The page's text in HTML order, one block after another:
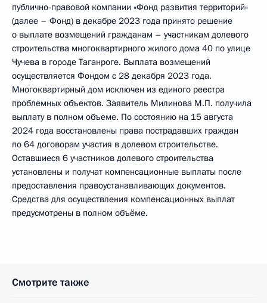
публично-правовой компании «Фонд развития территорий»
(далее – Фонд) в декабре 2023 года принято решение
о выплате возмещений гражданам – участникам долевого
строительства многоквартирного жилого дома 40 по улице
Чучева в городе Таганроге. Выплата возмещений
осуществляется Фондом с 28 декабря 2023 года.
Многоквартирный дом исключен из единого реестра
проблемных объектов. Заявитель Милинова М.П. получила
выплату в полном объеме. По состоянию на 15 августа
2024 года восстановлены права пострадавших граждан
по 64 договорам участия в долевом строительстве.
Оставшиеся 6 участников долевого строительства
установлены и получат компенсационные выплаты после
предоставления правоустанавливающих документов.
Средства для осуществления компенсационных выплат
предусмотрены в полном объёме.
Смотрите также